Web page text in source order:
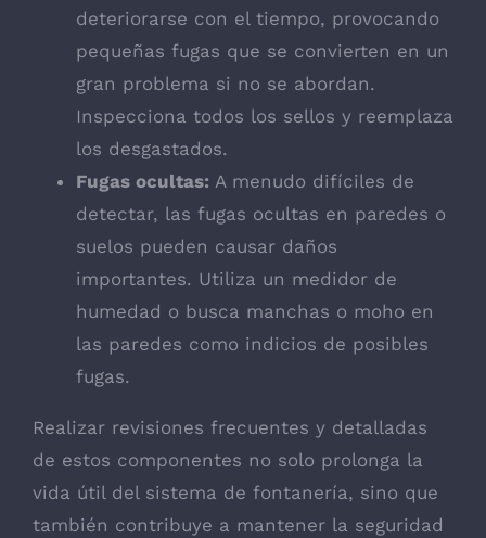
deteriorarse con el tiempo, provocando
pequeñas fugas que se convierten en un
gran problema si no se abordan.
Inspecciona todos los sellos y reemplaza
los desgastados.
Fugas ocultas: A menudo difíciles de
detectar, las fugas ocultas en paredes o
suelos pueden causar daños
importantes. Utiliza un medidor de
humedad o busca manchas o moho en
las paredes como indicios de posibles
fugas.
Realizar revisiones frecuentes y detalladas
de estos componentes no solo prolonga la
vida útil del sistema de fontanería, sino que
también contribuye a mantener la seguridad